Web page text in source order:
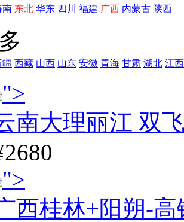
南 东北 华东 四川 福建 广西 内蒙古 陕西
疆 西藏 山西 山东 安徽 青海 甘肃 湖北 江西
">
南大理丽江 双
">
西桂林+阳朔-高